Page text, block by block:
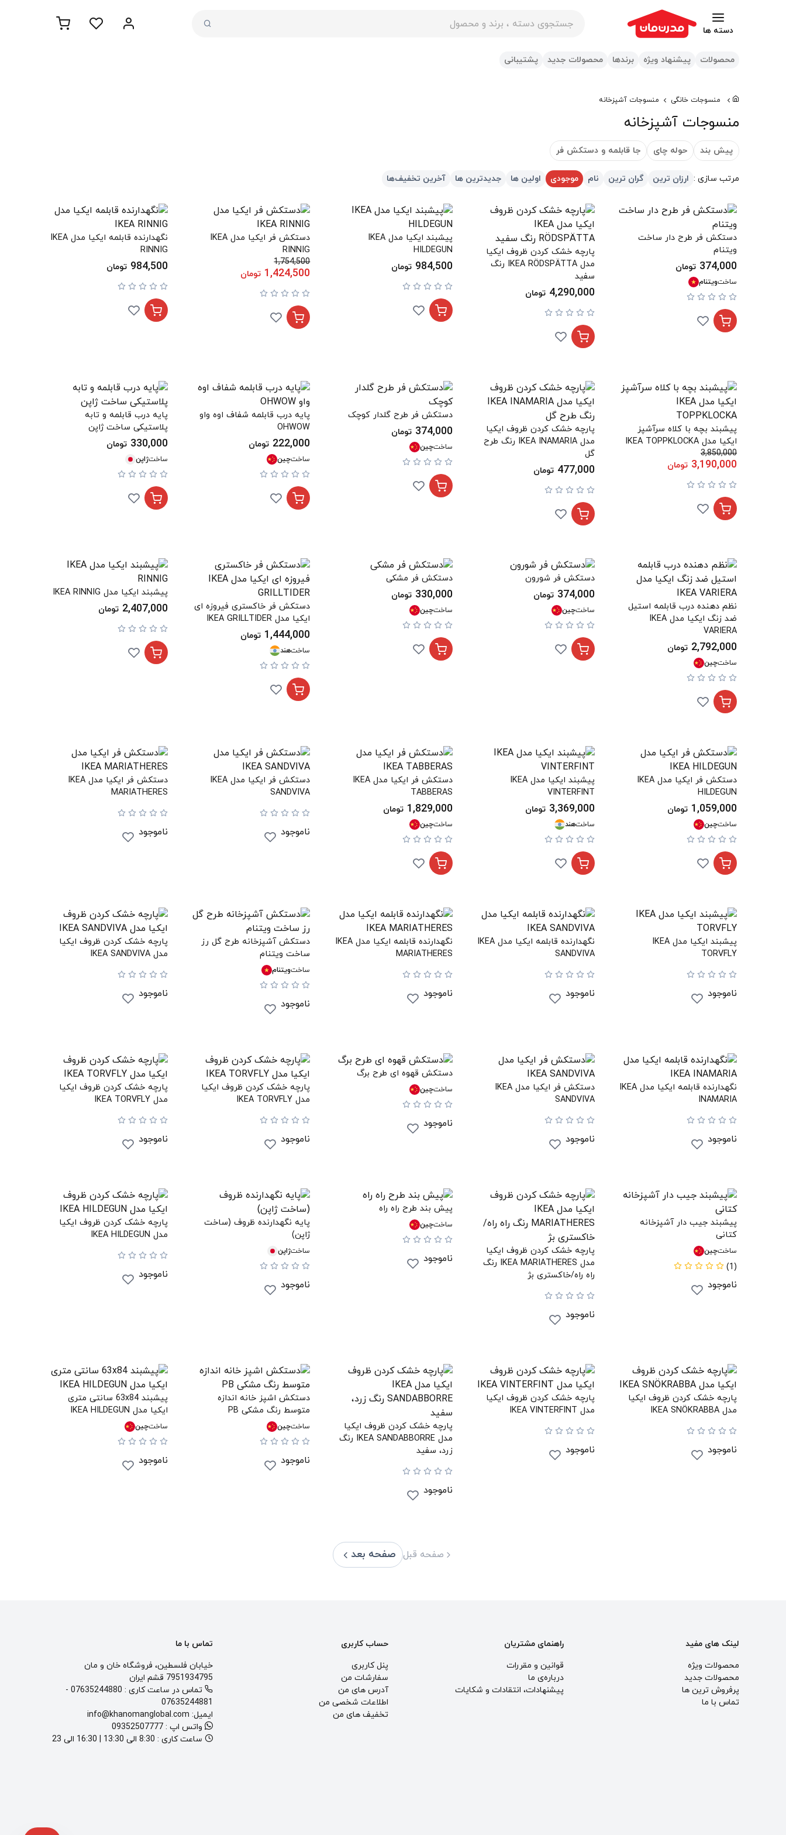
دسته ها جستجوی در سایت
محصولات پیشنهاد ویژه برندها محصولات جدید پشتیبانی
منسوجات خانگی منسوجات آشپزخانه
منسوجات آشپزخانه
پیش بند حوله چای جا قابلمه و دستکش فر
مرتب سازی : ارزان ترین گران ترین نام موجودی اولین ها جدیدترین ها آخرین تخفیف‌ها
دستکش فر طرح دار ساخت
ویتنام
374,000 تومان
ساختویتنام
پارچه خشک کردن ظروف ایکیا
مدل IKEA RÖDSPÄTTA رنگ
سفید
4,290,000 تومان
پیشبند ایکیا مدل IKEA
HILDEGUN
984,500 تومان
دستکش فر ایکیا مدل IKEA
RINNIG
1,754,500
1,424,500 تومان
نگهدارنده قابلمه ایکیا مدل IKEA
RINNIG
984,500 تومان
پیشبند بچه با کلاه سرآشپز
ایکیا مدل IKEA TOPPKLOCKA
3,850,000
3,190,000 تومان
پارچه خشک کردن ظروف ایکیا
مدل IKEA INAMARIA رنگ طرح
گل
477,000 تومان
دستکش فر طرح گلدار کوچک
374,000 تومان
ساختچین
پایه درب قابلمه شفاف اوه واو
OHWOW
222,000 تومان
ساختچین
پایه درب قابلمه و تابه
پلاستیکی ساخت ژاپن
330,000 تومان
ساختژاپن
نظم دهنده درب قابلمه استیل
ضد زنگ ایکیا مدل IKEA
VARIERA
2,792,000 تومان
ساختچین
دستکش فر شورون
374,000 تومان
ساختچین
دستکش فر مشکی
330,000 تومان
ساختچین
دستکش فر خاکستری فیروزه ای
ایکیا مدل IKEA GRILLTIDER
1,444,000 تومان
ساختهند
پیشبند ایکیا مدل IKEA RINNIG
2,407,000 تومان
دستکش فر ایکیا مدل IKEA
HILDEGUN
1,059,000 تومان
ساختچین
پیشبند ایکیا مدل IKEA
VINTERFINT
3,369,000 تومان
ساختهند
دستکش فر ایکیا مدل IKEA
TABBERAS
1,829,000 تومان
ساختچین
دستکش فر ایکیا مدل IKEA
SANDVIVA
ناموجود
دستکش فر ایکیا مدل IKEA
MARIATHERES
ناموجود
پیشبند ایکیا مدل IKEA
TORVFLY
ناموجود
نگهدارنده قابلمه ایکیا مدل IKEA
SANDVIVA
ناموجود
نگهدارنده قابلمه ایکیا مدل IKEA
MARIATHERES
ناموجود
دستکش آشپزخانه طرح گل رز
ساخت ویتنام
ساختویتنام
ناموجود
پارچه خشک کردن ظروف ایکیا
مدل IKEA SANDVIVA
ناموجود
نگهدارنده قابلمه ایکیا مدل IKEA
INAMARIA
ناموجود
دستکش فر ایکیا مدل IKEA
SANDVIVA
ناموجود
دستکش قهوه ای طرح برگ
ساختچین
ناموجود
پارچه خشک کردن ظروف ایکیا
مدل IKEA TORVFLY
ناموجود
پارچه خشک کردن ظروف ایکیا
مدل IKEA TORVFLY
ناموجود
پیشبند جیب دار آشپزخانه
کتانی
ساختچین
(1)
ناموجود
پارچه خشک کردن ظروف ایکیا
مدل IKEA MARIATHERES رنگ
راه راه/خاکستری بژ
ناموجود
پیش بند طرح راه راه
ساختچین
ناموجود
پایه نگهدارنده ظروف (ساخت
ژاپن)
ساختژاپن
ناموجود
پارچه خشک کردن ظروف ایکیا
مدل IKEA HILDEGUN
ناموجود
پارچه خشک کردن ظروف ایکیا
مدل IKEA SNÖKRABBA
ناموجود
پارچه خشک کردن ظروف ایکیا
مدل IKEA VINTERFINT
ناموجود
پارچه خشک کردن ظروف ایکیا
مدل IKEA SANDABBORRE رنگ
زرد، سفید
ناموجود
دستکش اشپز خانه اندازه
متوسط رنگ مشکی PB
ساختچین
ناموجود
پیشبند 63x84 سانتی متری
ایکیا مدل IKEA HILDEGUN
ساختچین
ناموجود
صفحه قبل صفحه بعد
لینک های مفید
محصولات ویژه
محصولات جدید
پرفروش ترین‌ ها
تماس با ما
راهنمای مشتریان
قوانین و مقررات
درباره‌ی ما
پيشنهادات، انتقادات و شكايات
حساب کاربری
پنل کاربری
سفارشات من
آدرس های من
اطلاعات شخصی من
تخفیف های من
تماس با ما
خیابان فلسطین، فروشگاه خان و مان
7951934795 قشم ایران
تماس در ساعت کاری : 07635244880
-
07635244881
ایمیل: info@khanomanglobal.com
واتس اپ : 09352507777
ساعت کاری : 8:30 الی 13:30 | 16:30 الی 23